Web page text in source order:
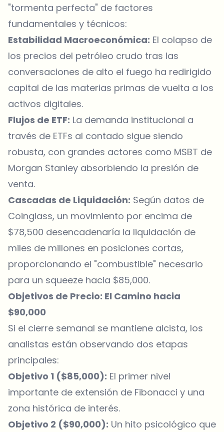
"tormenta perfecta" de factores
fundamentales y técnicos:
Estabilidad Macroeconómica: El colapso de
los precios del petróleo crudo tras las
conversaciones de alto el fuego ha redirigido
capital de las materias primas de vuelta a los
activos digitales.
Flujos de ETF: La demanda institucional a
través de ETFs al contado sigue siendo
robusta, con grandes actores como MSBT de
Morgan Stanley absorbiendo la presión de
venta.
Cascadas de Liquidación: Según datos de
Coinglass, un movimiento por encima de
$78,500 desencadenaría la liquidación de
miles de millones en posiciones cortas,
proporcionando el "combustible" necesario
para un squeeze hacia $85,000.
Objetivos de Precio: El Camino hacia
$90,000
Si el cierre semanal se mantiene alcista, los
analistas están observando dos etapas
principales:
Objetivo 1 ($85,000): El primer nivel
importante de extensión de Fibonacci y una
zona histórica de interés.
Objetivo 2 ($90,000): Un hito psicológico que